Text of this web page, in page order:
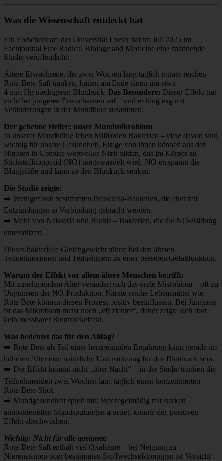
Was die Wissenschaft entdeckt hat
Ein Forscherteam der Universität Exeter hat im Juli 2025 im
Fachjournal Free Radical Biology and Medicine eine spannende
Studie veröffentlicht:
Ältere Erwachsene, die zwei Wochen lang täglich nitrate-reichen
Rote-Bete-Saft tranken, hatten am Ende einen um etwa
4 mm Hg niedrigeren Blutdruck. Das Besondere: Dieser Effekt trat
nicht bei jüngeren Erwachsenen auf – und er hing eng mit
Veränderungen in der Mundflora zusammen.
Der geheime Helfer: unser Mundmikrobiom
In unserer Mundhöhle leben Milliarden Bakterien – viele davon sind
wichtig für unsere Gesundheit. Einige von ihnen können aus den
Nitraten in Gemüse wertvolles Nitrit bilden, das im Körper zu
Stickstoffmonoxid (NO) umgewandelt wird. NO entspannt die
Blutgefäße und kann so den Blutdruck senken.
Die Studie zeigte:
➡️ Weniger von bestimmten Prevotella-Bakterien, die eher mit
Entzündungen in Verbindung gebracht werden.
➡️ Mehr von Neisseria und Rothia – Bakterien, die die NO-Bildung
unterstützen.
Dieses bakterielle Gleichgewicht führte bei den älteren
Teilnehmerinnen und Teilnehmern zu einer besseren Gefäßfunktion.
Warum der Effekt vor allem ältere Menschen betrifft:
Mit zunehmendem Alter verändert sich das orale Mikrobiom – oft zu
Ungunsten der NO-Produktion. Nitrate-reiche Lebensmittel wie
Rote Bete können diesen Prozess positiv beeinflussen. Bei Jüngeren
ist das Mikrobiom meist noch „effizienter“, daher zeigte sich dort
kein messbarer Blutdruckeffekt.
Was bedeutet das für den Alltag?
➡️ Rote Bete als Teil einer herzgesunden Ernährung kann gerade im
höheren Alter eine natürliche Unterstützung für den Blutdruck sein.
➡️ Der Effekt kommt nicht „über Nacht“ – in der Studie tranken die
Teilnehmenden zwei Wochen lang täglich einen konzentrierten
Rote-Bete-Shot.
➡️ Mundgesundheit spielt mit: Wer regelmäßig mit starken
antibakteriellen Mundspülungen arbeitet, könnte den positiven
Effekt abschwächen.
Wichtig: Nicht für alle geeignet:
Rote-Bete-Saft enthält viel Oxalsäure – bei Neigung zu
Nierensteinen oder bestimmten Stoffwechselstörungen ist Vorsicht